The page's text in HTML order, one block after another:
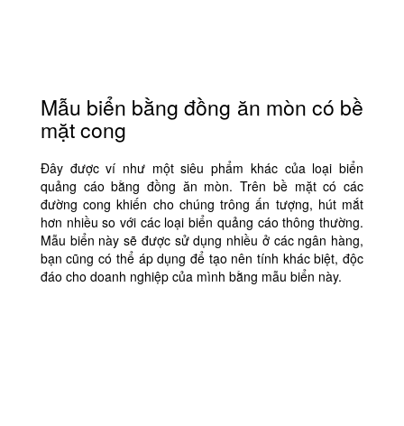
Mẫu biển bằng đồng ăn mòn có bề
mặt cong
Đây được ví như một siêu phẩm khác của loại biển
quảng cáo bằng đồng ăn mòn. Trên bề mặt có các
đường cong khiến cho chúng trông ấn tượng, hút mắt
hơn nhiều so với các loại biển quảng cáo thông thường.
Mẫu biển này sẽ được sử dụng nhiều ở các ngân hàng,
bạn cũng có thể áp dụng để tạo nên tính khác biệt, độc
đáo cho doanh nghiệp của mình bằng mẫu biển này.